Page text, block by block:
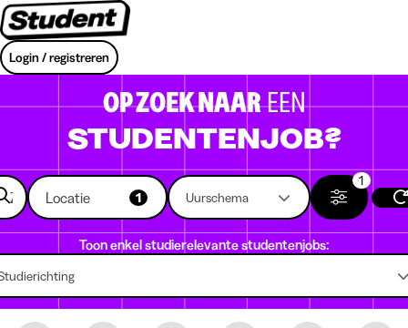
Login / registreren
OP ZOEK NAAREEN
STUDENTENJOB?
Locatie 1 Uurschema
1
Toon enkel studierelevante studentenjobs: